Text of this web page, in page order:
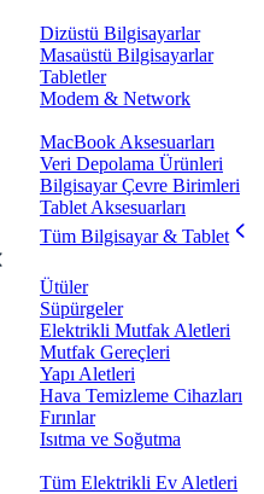
Dizüstü Bilgisayarlar
Masaüstü Bilgisayarlar
Tabletler
Modem & Network
MacBook Aksesuarları
Veri Depolama Ürünleri
Bilgisayar Çevre Birimleri
Tablet Aksesuarları
Tüm Bilgisayar & Tablet
Ütüler
Süpürgeler
Elektrikli Mutfak Aletleri
Mutfak Gereçleri
Yapı Aletleri
Hava Temizleme Cihazları
Fırınlar
Isıtma ve Soğutma
Tüm Elektrikli Ev Aletleri